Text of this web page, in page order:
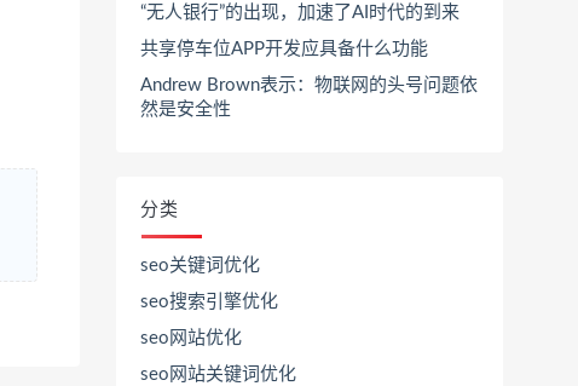
“无人银行”的出现，加速了AI时代的到来
共享停车位APP开发应具备什么功能
Andrew Brown表示：物联网的头号问题依
然是安全性
分类
seo关键词优化
seo搜索引擎优化
seo网站优化
seo网站关键词优化